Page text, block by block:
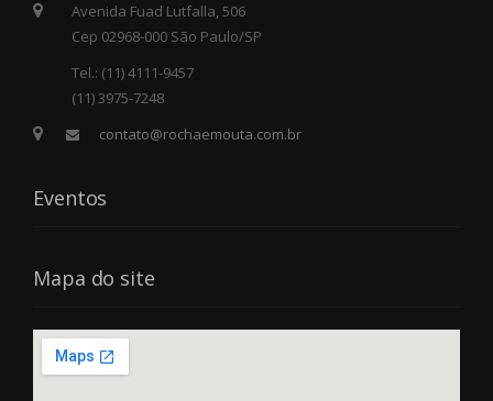
Avenida Fuad Lutfalla, 506
Cep 02968-000 São Paulo/SP
Tel.: (11) 4111-9457
(11) 3975-7248
contato@rochaemouta.com.br
Eventos
Mapa do site